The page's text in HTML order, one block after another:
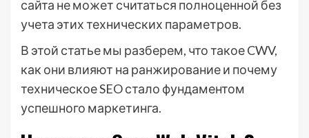
сайта не может считаться полноценной без
учета этих технических параметров.
В этой статье мы разберем, что такое CWV,
как они влияют на ранжирование и почему
техническое SEO стало фундаментом
успешного маркетинга.